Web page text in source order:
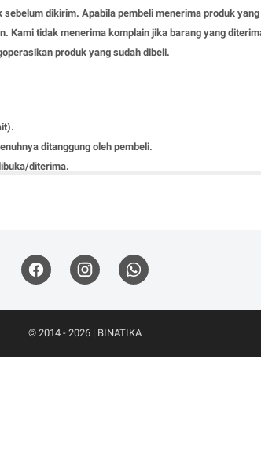
dikirim. Apabila pembeli menerima produk
Kami tidak menerima komplain jika barang yang
produk yang sudah dibeli.
ditanggung oleh pembeli.
diterima.
& Laptop
© 2014 - 2026 | BINATIKA